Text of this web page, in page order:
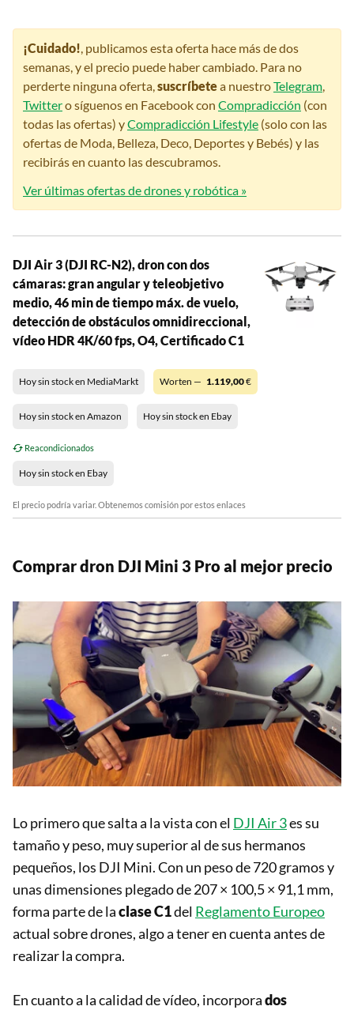
¡Cuidado!, publicamos esta oferta hace más de dos
semanas, y el precio puede haber cambiado. Para no
perderte ninguna oferta,suscríbetea nuestroTelegram,
Twittero síguenos en Facebook con Compradicción (con
todas las ofertas) yCompradicción Lifestyle (solo con las
ofertas de Moda, Belleza, Deco, Deportes y Bebés) y las
recibirás en cuanto las descubramos.
Ver últimas ofertas de drones y robótica »
DJI Air 3 (DJI RC-N2), dron con dos
cámaras: gran angular y teleobjetivo
medio, 46 min de tiempo máx. de vuelo,
detección de obstáculos omnidireccional,
vídeo HDR 4K/60 fps, O4, Certificado C1
Hoy sin stock en MediaMarkt Worten — 1.119,00€
Hoy sin stock en Amazon Hoy sin stock en Ebay
Reacondicionados
Hoy sin stock en Ebay
El precio podría variar. Obtenemos comisión por estos enlaces
Comprar dron DJI Mini 3 Pro al mejor precio
Lo primero que salta a la vista con el DJI Air 3es su
tamaño y peso, muy superior al de sus hermanos
pequeños, los DJI Mini. Con un peso de 720 gramos y
unas dimensiones plegado de 207 × 100,5 × 91,1 mm,
forma parte de laclase C1del Reglamento Europeo
actual sobre drones, algo a tener en cuenta antes de
realizar la compra.
En cuanto a la calidad de vídeo, incorporados